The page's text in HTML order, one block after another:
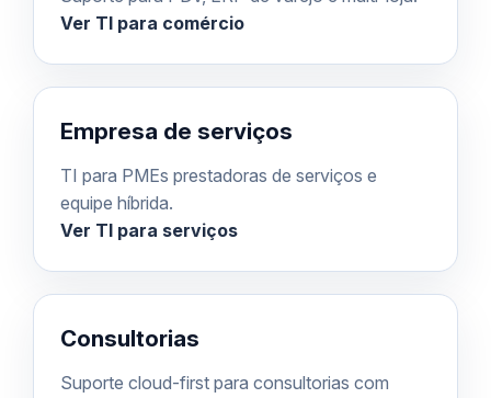
Ver TI para comércio
Empresa de serviços
TI para PMEs prestadoras de serviços e
equipe híbrida.
Ver TI para serviços
Consultorias
Suporte cloud-first para consultorias com